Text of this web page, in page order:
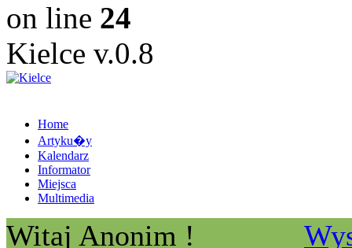
on line 24
Kielce v.0.8
Home
Artyku�y
Kalendarz
Informator
Miejsca
Multimedia
Witaj Anonim !